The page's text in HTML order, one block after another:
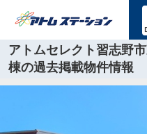
アトムセレクト習志野
棟の過去掲載物件情報